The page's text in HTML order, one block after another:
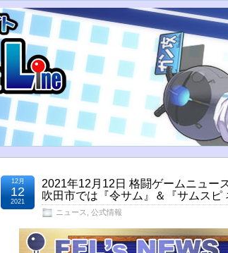
2021年12月12日 格闘ゲームニュ
吹田市では『令サム』＆『サムスピ
ニュース 公式情報
12月
12
2021